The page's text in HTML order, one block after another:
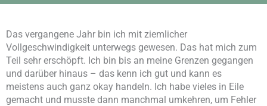
Das vergangene Jahr bin ich mit ziemlicher
Vollgeschwindigkeit unterwegs gewesen. Das hat mich zum
Teil sehr erschöpft. Ich bin bis an meine Grenzen gegangen
und darüber hinaus – das kenn ich gut und kann es
meistens auch ganz okay handeln. Ich habe vieles in Eile
gemacht und musste dann manchmal umkehren, um Fehler